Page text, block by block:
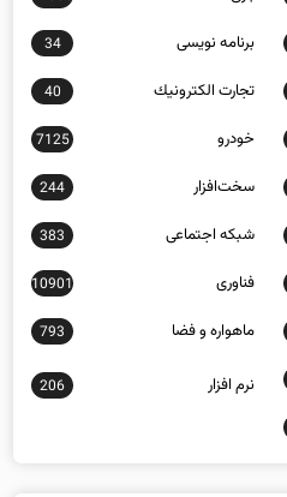
برنامه نويسی 34
تجارت الكترونيك 40
خودرو 7125
سخت‌افزار 244
شبكه اجتماعی 383
فناوری 10901
ماهواره و فضا 793
نرم افزار 206